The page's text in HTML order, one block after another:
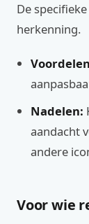
De
herkenning.
Nadelen:
aandacht
andere
Voor wie